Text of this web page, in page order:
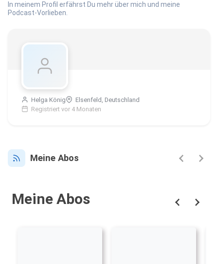
In meinem Profil erfährst Du mehr über mich und meine
Podcast-Vorlieben.
Helga König
Elsenfeld, Deutschland
Registriert vor 4 Monaten
Meine Abos
Meine Abos